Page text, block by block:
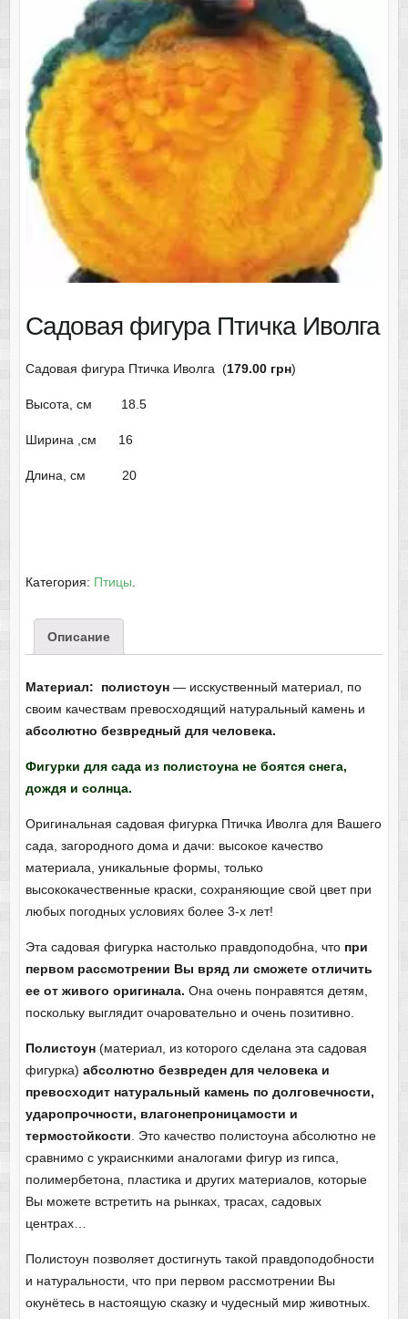
Садовая фигура Птичка Иволга
Садовая фигура Птичка Иволга (179.00 грн)
Высота, см 18.5
Ширина ,см 16
Длина, см 20
Категория: Птицы.
Описание
Материал: полистоун— исскуственный материал, по
своим качествам превосходящий натуральный камень и
абсолютно безвредный для человека.
Фигурки для сада из полистоуна не боятся снега,
дождя и солнца.
Оригинальная садовая фигурка Птичка Иволга для Вашего
сада, загородного дома и дачи: высокое качество
материала, уникальные формы, только
высококачественные краски, сохраняющие свой цвет при
любых погодных условиях более 3-х лет!
Эта садовая фигурка настолько правдоподобна, что при
первом рассмотрении Вы вряд ли сможете отличить
ее от живого оригинала. Она очень понравятся детям,
поскольку выглядит очаровательно и очень позитивно.
Полистоун(материал, из которого сделана эта садовая
фигурка) абсолютно безвреден для человека и
превосходит натуральный камень по долговечности,
ударопрочности, влагонепроницамости и
термостойкости . Это качество полистоуна абсолютно не
сравнимо с украиснкими аналогами фигур из гипса,
полимербетона, пластика и других материалов, которые
Вы можете встретить на рынках, трасах, садовых
центрах…
Полистоун позволяет достигнуть такой правдоподобности
и натуральности, что при первом рассмотрении Вы
окунётесь в настоящую сказку и чудесный мир животных.